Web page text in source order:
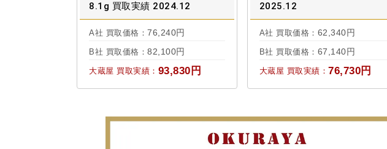
8.1g 買取実績 2024.12
A社 買取価格： 76,240円
B社 買取価格： 82,100円
大蔵屋 買取実績： 93,830円
2025.12
A社 買取価格： 62,340円
B社 買取価格： 67,140円
大蔵屋 買取実績： 76,730円